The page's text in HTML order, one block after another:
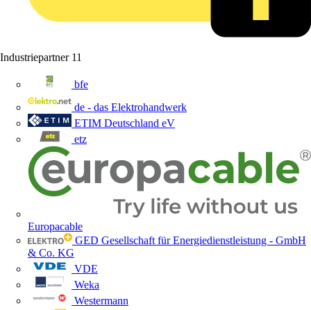
Industriepartner 11
bfe
de - das Elektrohandwerk
ETIM Deutschland eV
etz
Europacable
GED Gesellschaft für Energiedienstleistung - GmbH
& Co. KG
VDE
Weka
Westermann